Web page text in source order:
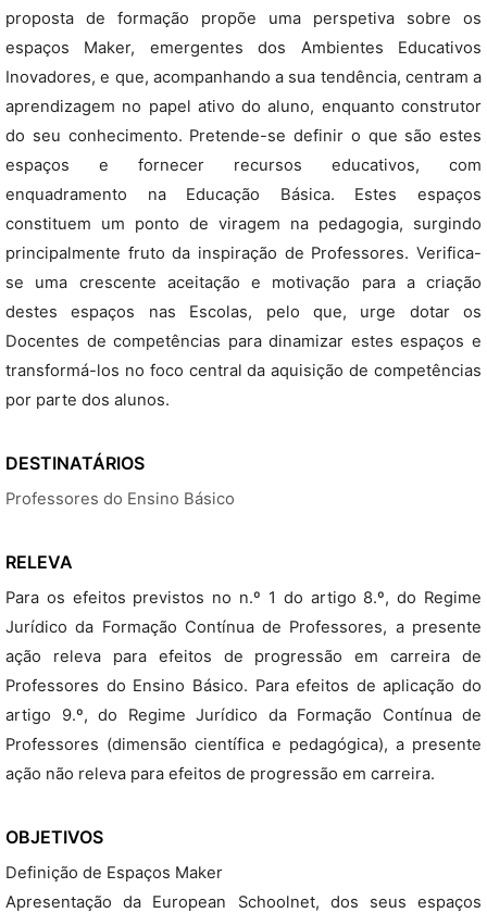
proposta de formação propõe uma perspetiva sobre os
espaços Maker, emergentes dos Ambientes Educativos
Inovadores, e que, acompanhando a sua tendência, centram a
aprendizagem no papel ativo do aluno, enquanto construtor
do seu conhecimento. Pretende-se definir o que são estes
espaços e fornecer recursos educativos, com
enquadramento na Educação Básica. Estes espaços
constituem um ponto de viragem na pedagogia, surgindo
principalmente fruto da inspiração de Professores. Verifica-
se uma crescente aceitação e motivação para a criação
destes espaços nas Escolas, pelo que, urge dotar os
Docentes de competências para dinamizar estes espaços e
transformá-los no foco central da aquisição de competências
por parte dos alunos.
DESTINATÁRIOS
Professores do Ensino Básico
RELEVA
Para os efeitos previstos no n.º 1 do artigo 8.º, do Regime
Jurídico da Formação Contínua de Professores, a presente
ação releva para efeitos de progressão em carreira de
Professores do Ensino Básico. Para efeitos de aplicação do
artigo 9.º, do Regime Jurídico da Formação Contínua de
Professores (dimensão científica e pedagógica), a presente
ação não releva para efeitos de progressão em carreira.
OBJETIVOS
Definição de Espaços Maker
Apresentação da European Schoolnet, dos seus espaços